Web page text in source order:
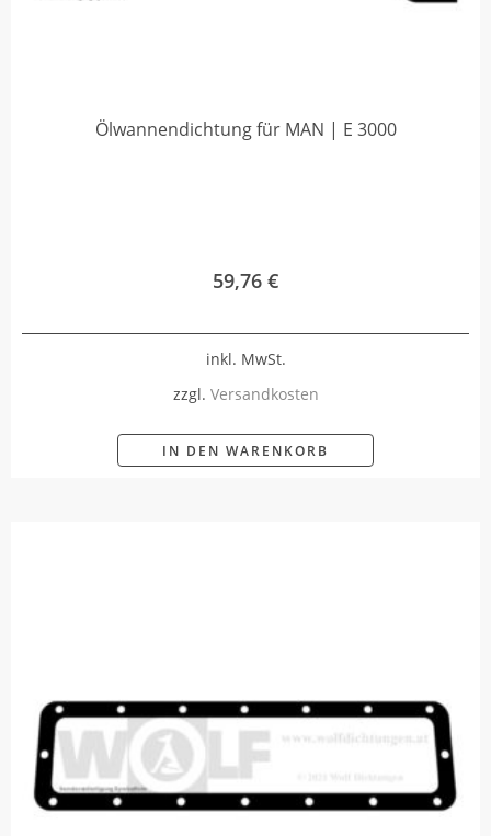
Ölwannendichtung für MAN | E 3000
59,76 €
inkl. MwSt.
zzgl. Versandkosten
IN DEN WARENKORB